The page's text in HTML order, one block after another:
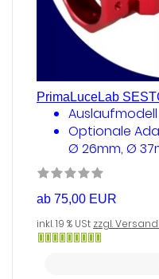
PrimaLuceLab
Auslaufmodell
Optionale
Ø 26mm, Ø
ab 75,00 EUR
inkl. 19 % USt zzgl.